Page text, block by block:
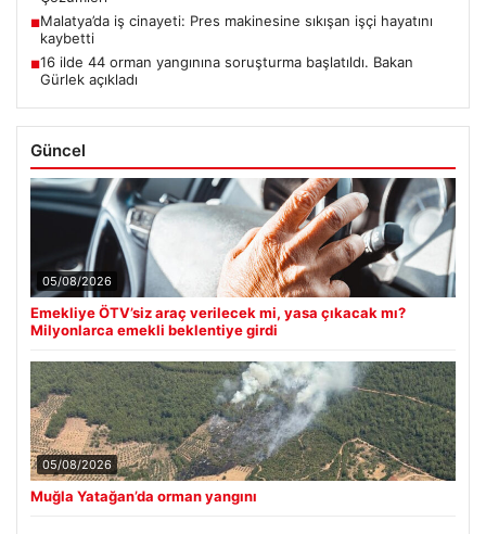
■Malatya’da iş cinayeti: Pres makinesine sıkışan işçi hayatını
kaybetti
■16 ilde 44 orman yangınına soruşturma başlatıldı. Bakan
Gürlek açıkladı
Güncel
05/08/2026
Emekliye ÖTV’siz araç verilecek mi, yasa çıkacak mı?
Milyonlarca emekli beklentiye girdi
05/08/2026
Muğla Yatağan’da orman yangını